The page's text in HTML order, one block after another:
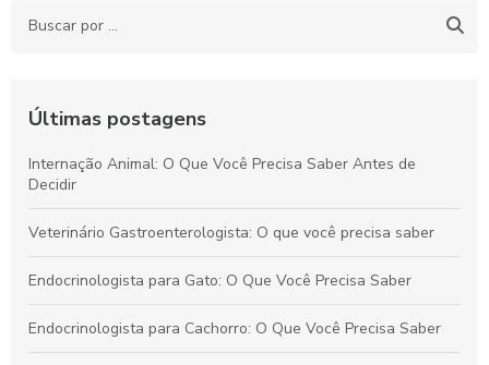
Últimas postagens
Internação Animal: O Que Você Precisa Saber Antes de
Decidir
Veterinário Gastroenterologista: O que você precisa saber
Endocrinologista para Gato: O Que Você Precisa Saber
Endocrinologista para Cachorro: O Que Você Precisa Saber